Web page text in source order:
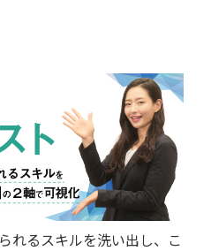
れるスキルを洗い出し、こ